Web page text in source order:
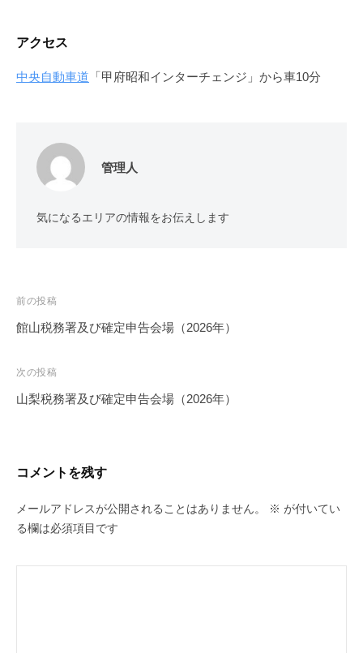
アクセス
中央自動車道 「甲府昭和インターチェンジ」から車10分
管理人
気になるエリアの情報をお伝えします
投
稿
ビ
ゲ
前の投稿
館山税務署及び確定申告会場（2026年）
次の投稿
山梨税務署及び確定申告会場（2026年）
コメントを残す
メールアドレスが公開されることはありません。 ※ が付いてい
る欄は必須項目です